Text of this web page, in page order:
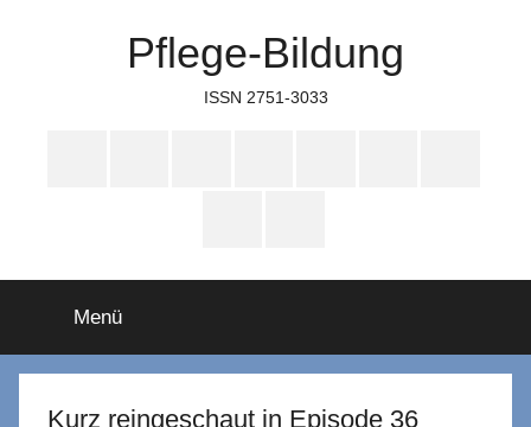
Pflege-Bildung
ISSN 2751-3033
Menü
Kurz reingeschaut in Episode 36